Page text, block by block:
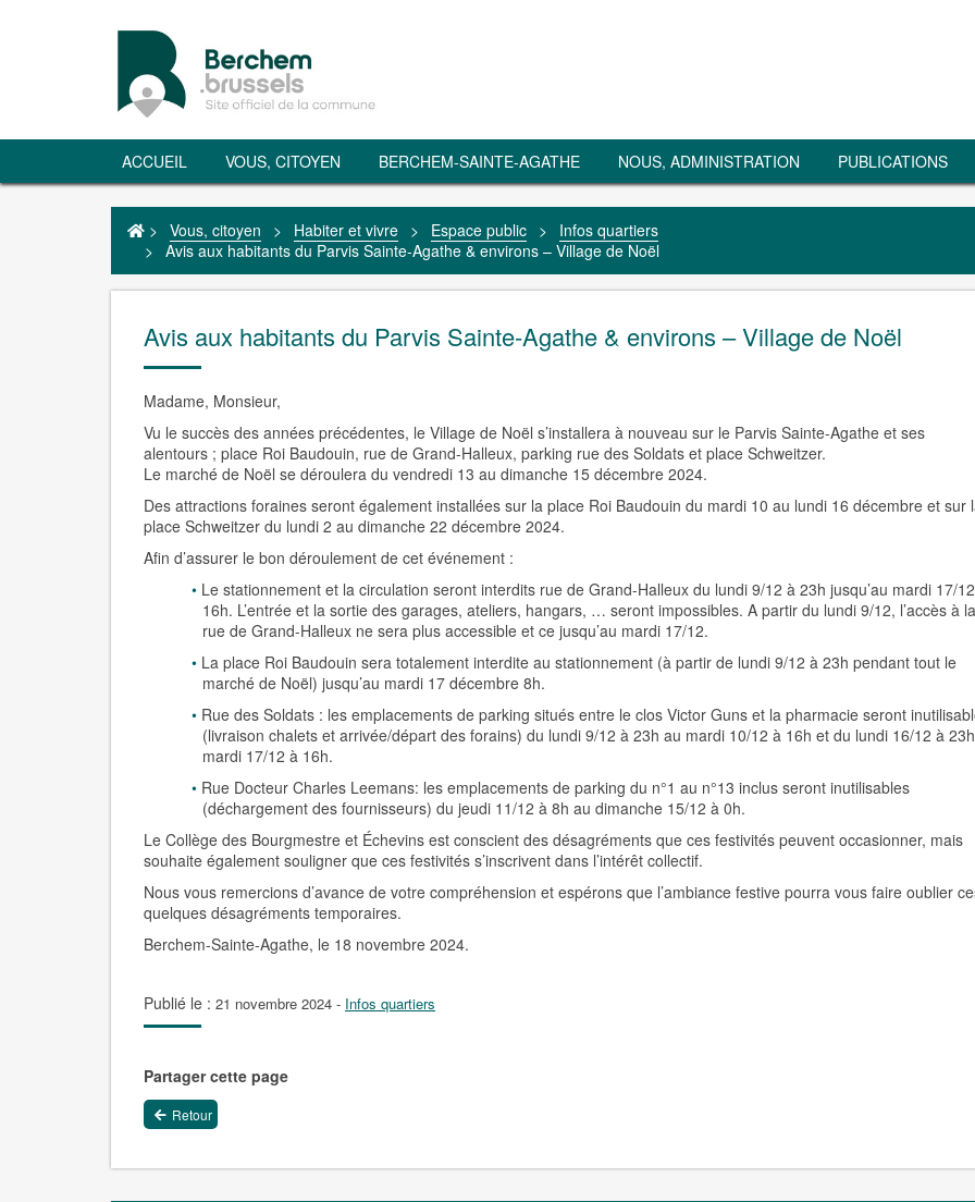
ACCUEIL VOUS, CITOYEN BERCHEM-SAINTE-AGATHE NOUS, ADMINISTRATION PUBLICATIONS
> Vous, citoyen > Habiter et vivre > Espace public >
Infos quartiers
> Avis aux habitants du Parvis Sainte-Agathe & environs – Village de Noël
Avis aux habitants du Parvis Sainte-Agathe & environs – Village de Noël
Madame, Monsieur,
Vu le succès des années précédentes, le Village de Noël s’installera à nouveau sur le Parvis Sainte-Agathe et ses
alentours ; place Roi Baudouin, rue de Grand-Halleux, parking rue des Soldats et place Schweitzer.
Le marché de Noël se déroulera du vendredi 13 au dimanche 15 décembre 2024.
Des attractions foraines seront également installées sur la place Roi Baudouin du mardi 10 au lundi 16 décembre et sur
place Schweitzer du lundi 2 au dimanche 22 décembre 2024.
Afin d’assurer le bon déroulement de cet événement :
Le stationnement et la circulation seront interdits rue de Grand-Halleux du lundi 9/12 à 23h jusqu’au mardi 17/
16h. L’entrée et la sortie des garages, ateliers, hangars, … seront impossibles. A partir du lundi 9/12, l’accès à la
rue de Grand-Halleux ne sera plus accessible et ce jusqu’au mardi 17/12.
La place Roi Baudouin sera totalement interdite au stationnement (à partir de lundi 9/12 à 23h pendant tout le
marché de Noël) jusqu’au mardi 17 décembre 8h.
Rue des Soldats : les emplacements de parking situés entre le clos Victor Guns et la pharmacie seront
(livraison chalets et arrivée/départ des forains) du lundi 9/12 à 23h au mardi 10/12 à 16h et du lundi 16/12 à
mardi 17/12 à 16h.
Rue Docteur Charles Leemans: les emplacements de parking du n°1 au n°13 inclus seront inutilisables
(déchargement des fournisseurs) du jeudi 11/12 à 8h au dimanche 15/12 à 0h.
Le Collège des Bourgmestre et Échevins est conscient des désagréments que ces festivités peuvent occasionner, mais
souhaite également souligner que ces festivités s’inscrivent dans l’intérêt collectif.
Nous vous remercions d’avance de votre compréhension et espérons que l’ambiance festive pourra vous faire oublier
quelques désagréments temporaires.
Berchem-Sainte-Agathe, le 18 novembre 2024.
Publié le : 21 novembre 2024 - Infos quartiers
Partager cette page
Retour